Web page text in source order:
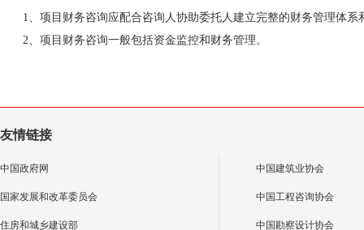
1、项目财务咨询应配合咨询人协助委托人建立完整的财务管理体
2、项目财务咨询一般包括资金监控和财务管理。
友情链接
中国政府网
国家发展和改革委员会
住房和城乡建设部
中国建筑业协会
中国工程咨询协会
中国勘察设计协会